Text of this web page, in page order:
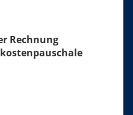
Rechnung